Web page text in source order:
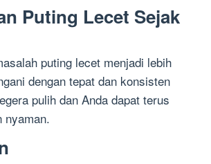
Puting Lecet Sejak
puting lecet menjadi lebih
dengan tepat dan konsisten
pulih dan Anda dapat terus
nyaman.